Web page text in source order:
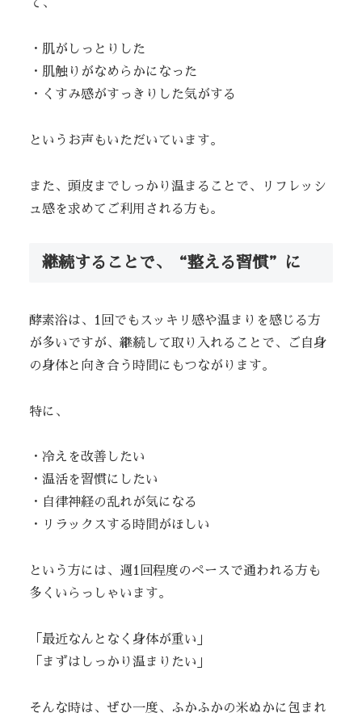
て、
・肌がしっとりした
・肌触りがなめらかになった
・くすみ感がすっきりした気がする
というお声もいただいています。
また、頭皮までしっかり温まることで、リフレッシ
ュ感を求めてご利用される方も。
継続することで、“整える習慣”に
酵素浴は、1回でもスッキリ感や温まりを感じる方
が多いですが、継続して取り入れることで、ご自身
の身体と向き合う時間にもつながります。
特に、
・冷えを改善したい
・温活を習慣にしたい
・自律神経の乱れが気になる
・リラックスする時間がほしい
という方には、週1回程度のペースで通われる方も
多くいらっしゃいます。
「最近なんとなく身体が重い」
「まずはしっかり温まりたい」
そんな時は、ぜひ一度、ふかふかの米ぬかに包まれ